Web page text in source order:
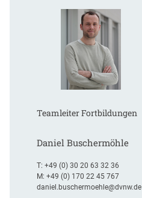
Teamleiter Fortbildungen
Daniel Buschermöhle
T: +49 (0) 30 20 63 32 36
M: +49 (0) 170 22 45 767
daniel.buschermoehle@dvnw.de